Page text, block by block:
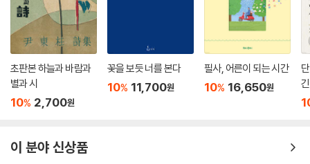
다해 섞이고 개연성 있게 엮인 가운데 한 차에 열 권씩 펼친 시의 병풍은 저
마다 다양한 개성으로 저마다 독특한 양식으로 저마다 특별한 사유로 시리
즈라는 줄자에서 보다 큼지막한 테두리로 우리를 시라는 리듬 속에 재미
속에 미침 속에 한껏 춤추게 할 것입니다.
포에지(Poesie)는 프랑스어로 ‘시’를 뜻하는 말이지만 크게는 ‘시, 라는
정신, 시, 하는 태도’까지 어떤 정취로 그만의 격으로 느껴지고 보이길 바랐
을 여는 일이 되기도 할 것”(문학동네포에지 기획의 말)이라는, 우리 스스
로 선언한 책임과 의무의 말이 실은 얼마나 큰 무게인지 모르지 않습니다.
초판본 하늘과 바람과
별과 시
10% 2,700원
꽃을 보듯 너를 본다
10% 11,700원
필사, 어른이 되는 시간
10% 16,650원
이 분야 신상품